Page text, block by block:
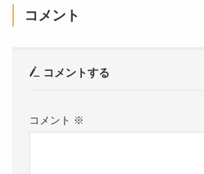
コメント
コメントする
コメント ※